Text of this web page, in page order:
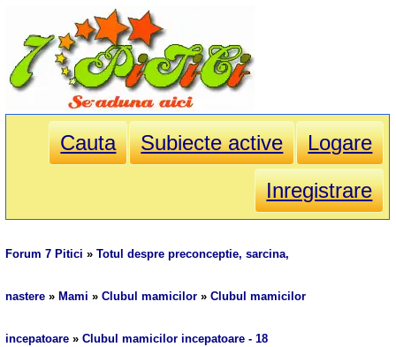
Cauta Subiecte active
Logare
Inregistrare
Forum 7 Pitici »Totul despre preconceptie, sarcina,
nastere » Mami »Clubul mamicilor »Clubul mamicilor
incepatoare »Clubul mamicilor incepatoare - 18